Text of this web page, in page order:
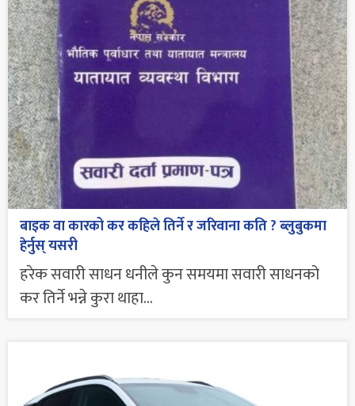
बाइक वा कारको कर कहिले तिर्ने र जरिवाना कति ? ब्लुबुकमा
हेर्नुस् यसरी
हरेक सवारी साधन धनीले कुन समयमा सवारी साधनको
कर तिर्ने भन्ने कुरा थाहा...